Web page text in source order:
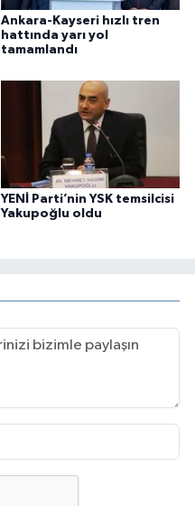
Ankara-Kayseri hızlı tren
hattında yarı yol
tamamlandı
YENİ Parti’nin YSK temsilcisi
Yakupoğlu oldu